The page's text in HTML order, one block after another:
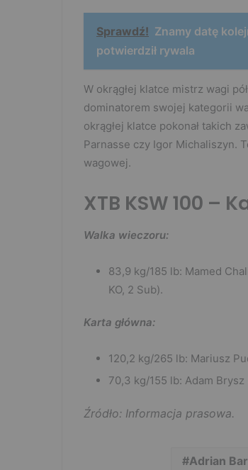
Sprawdź! Znamy datę
potwierdził rywala
W okrągłej klatce mistrz wagi
dominatorem swojej kategorii
okrągłej klatce pokonał takich
Parnasse czy Igor Michaliszyn.
wagowej.
XTB KSW 100 –
Walka wieczoru:
83,9 kg/185 lb: Mamed
KO, 2 Sub).
Karta główna:
120,2 kg/265 lb: Mariusz
70,3 kg/155 lb: Adam Brysz
Źródło: Informacja prasowa.
Adrian